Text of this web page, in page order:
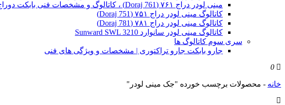
مینی لودر دراج ۷۶۱ (Doraj 761) ، کاتالوگ و مشخصات فنی بابکت دوراج
کاتالوگ مینی لودر دراج ۷۵۱ (Doraj 751)
کاتالوگ مینی لودر دراج ۷۸۱ (Doraj 781)
کاتالوگ مینی لودر سانوارد Sunward SWL 3210
سری سوم کاتالوگ ها
جارو بابکت جارو تراکتوری | مشخصات و ویژگی های فنی
0
خانه - محصولات برچسب خورده "جک مینی لودر"